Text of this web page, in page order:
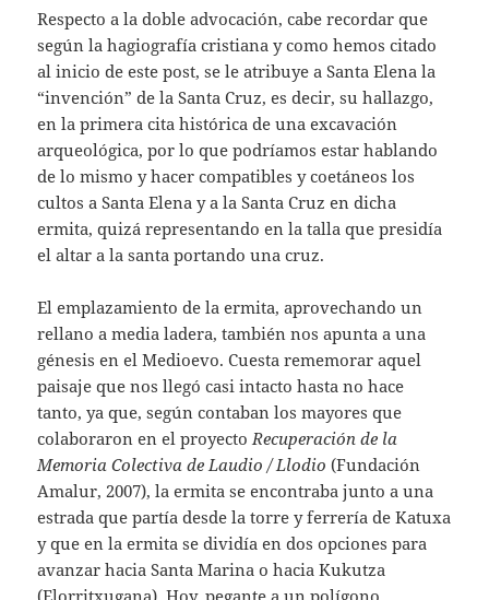
Respecto a la doble advocación, cabe recordar que
según la hagiografía cristiana y como hemos citado
al inicio de este post, se le atribuye a Santa Elena la
“invención” de la Santa Cruz, es decir, su hallazgo,
en la primera cita histórica de una excavación
arqueológica, por lo que podríamos estar hablando
de lo mismo y hacer compatibles y coetáneos los
cultos a Santa Elena y a la Santa Cruz en dicha
ermita, quizá representando en la talla que presidía
el altar a la santa portando una cruz.
El emplazamiento de la ermita, aprovechando un
rellano a media ladera, también nos apunta a una
génesis en el Medioevo. Cuesta rememorar aquel
paisaje que nos llegó casi intacto hasta no hace
tanto, ya que, según contaban los mayores que
colaboraron en el proyectoRecuperación de la
Memoria Colectiva de Laudio / Llodio(Fundación
Amalur, 2007), la ermita se encontraba junto a una
estrada que partía desde la torre y ferrería de Katuxa
y que en la ermita se dividía en dos opciones para
avanzar hacia Santa Marina o hacia Kukutza